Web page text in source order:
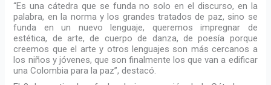
“Es una cátedra que se funda no solo en el discurso, en la
palabra, en la norma y los grandes tratados de paz, sino se
funda en un nuevo lenguaje, queremos impregnar de
estética, de arte, de cuerpo de danza, de poesía porque
creemos que el arte y otros lenguajes son más cercanos a
los niños y jóvenes, que son finalmente los que van a edificar
una Colombia para la paz”, destacó.